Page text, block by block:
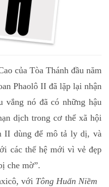
của Tòa Thánh đầu năm
Phaolô II đã lặp lại nhận
vắng nó đã có những hậu
dịch trong cơ thể xã hội
II dùng để mô tả ly dị, và
các thế hệ mới vì vẻ đẹp
che mờ”.
với Tông Huấn Niềm